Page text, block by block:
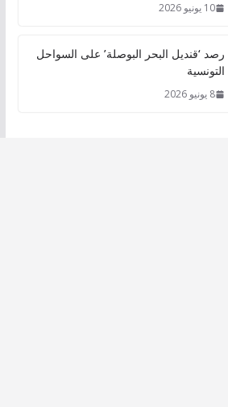
10 يونيو 2026
رصد ‘قنديل البحر البوصلة’ على السواحل
التونسية
8 يونيو 2026